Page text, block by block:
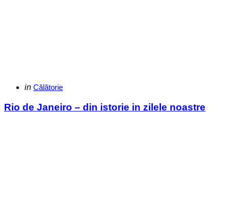
Categories
Posted
in Călătorie
Rio de Janeiro – din istorie in zilele noastre